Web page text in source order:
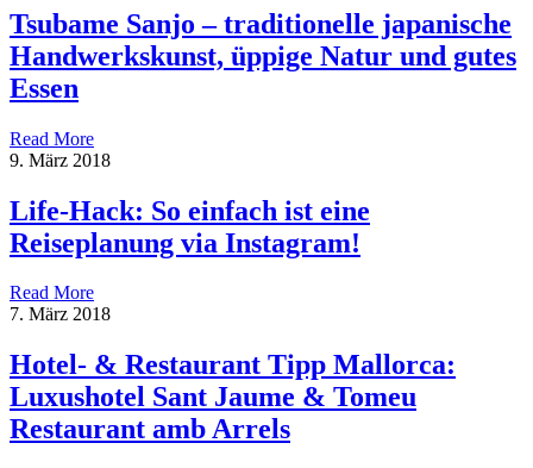
Tsubame Sanjo – traditionelle japanische
Handwerkskunst, üppige Natur und gutes
Essen
Read More
9. März 2018
Life-Hack: So einfach ist eine
Reiseplanung via Instagram!
Read More
7. März 2018
Hotel- & Restaurant Tipp Mallorca:
Luxushotel Sant Jaume & Tomeu
Restaurant amb Arrels